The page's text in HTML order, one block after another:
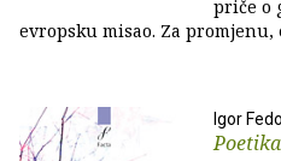
priče o
evropsku misao. Za promjenu,
Igor